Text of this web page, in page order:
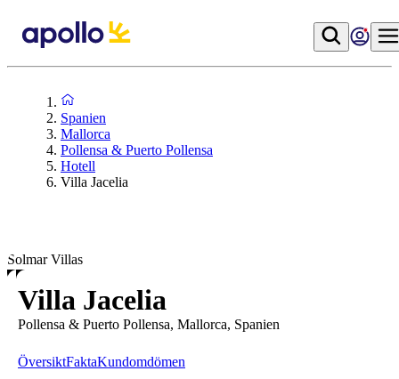
Spanien
Mallorca
Pollensa & Puerto Pollensa
Hotell
Villa Jacelia
Solmar Villas
Villa Jacelia
Pollensa & Puerto Pollensa, Mallorca, Spanien
ÖversiktFaktaKundomdömen